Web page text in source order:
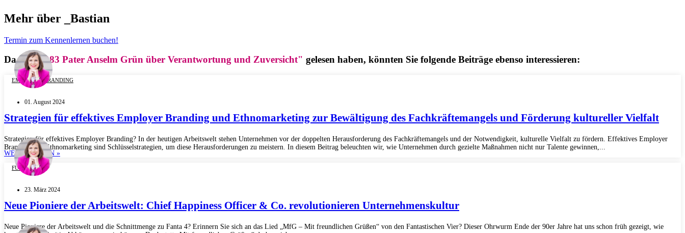
Mehr über _Bastian
Termin zum Kennenlernen buchen!
Da Sie"#083 Pater Anselm Grün über Verantwortung und Zuversicht" gelesen haben, könnten Sie folgende Beiträge ebenso interessieren:
EMPLOYER BRANDING
01. August 2024
Strategien für effektives Employer Branding und Ethnomarketing zur Bewältigung des Fachkräftemangels und Förderung kultureller Vielfalt
Strategien für effektives Employer Branding? In der heutigen Arbeitswelt stehen Unternehmen vor der doppelten Herausforderung des Fachkräftemangels und der Notwendigkeit, kulturelle Vielfalt zu fördern. Effektives Employer
Branding und Ethnomarketing sind Schlüsselstrategien, um diese Herausforderungen zu meistern. In diesem Beitrag beleuchten wir, wie Unternehmen durch gezielte Maßnahmen nicht nur Talente gewinnen,...
WEITERLESEN »
FÜHRUNG
23. März 2024
Neue Pioniere der Arbeitswelt: Chief Happiness Officer & Co. revolutionieren Unternehmenskultur
Neue Pioniere der Arbeitswelt und die Schnittmenge zu Fanta 4? Erinnern Sie sich an das Lied „MfG – Mit freundlichen Grüßen“ von den Fantastischen Vier? Dieser Ohrwurm Ende der 90er Jahre hat uns schon früh gezeigt, wie